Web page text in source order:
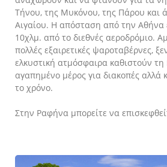
Τήνου, της Μυκόνου, της Πάρου και
Αιγαίου. Η απόσταση από την Αθήνα
10χλμ. από το διεθνές αεροδρόμιο.
πολλές εξαιρετικές ψαροταβέρνες,
ελκυστική ατμόσφαιρα καθιστούν
αγαπημένο μέρος για διακοπές αλλά
το χρόνο.
Στην Ραφήνα μπορείτε να